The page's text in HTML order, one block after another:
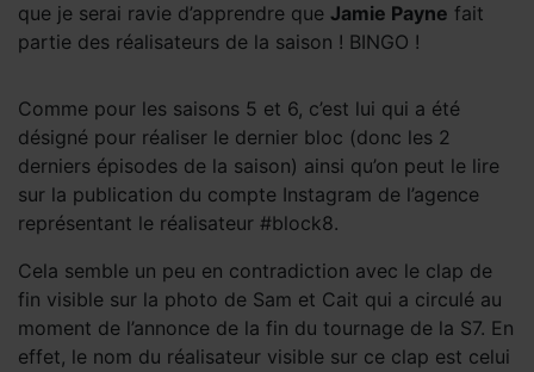
que je serai ravie d’apprendre que Jamie Payne fait
partie des réalisateurs de la saison ! BINGO !
Comme pour les saisons 5 et 6, c’est lui qui a été
désigné pour réaliser le dernier bloc (donc les 2
derniers épisodes de la saison) ainsi qu’on peut le lire
sur la publication du compte Instagram de l’agence
représentant le réalisateur #block8.
Cela semble un peu en contradiction avec le clap de
fin visible sur la photo de Sam et Cait qui a circulé au
moment de l’annonce de la fin du tournage de la S7. En
effet, le nom du réalisateur visible sur ce clap est celui